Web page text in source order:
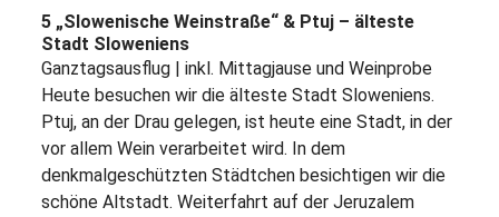
5 „Slowenische Weinstraße“ & Ptuj – älteste
Stadt Sloweniens
Ganztagsausflug | inkl. Mittagjause und Weinprobe
Heute besuchen wir die älteste Stadt Sloweniens.
Ptuj, an der Drau gelegen, ist heute eine Stadt, in der
vor allem Wein verarbeitet wird. In dem
denkmalgeschützten Städtchen besichtigen wir die
schöne Altstadt. Weiterfahrt auf der Jeruzalem